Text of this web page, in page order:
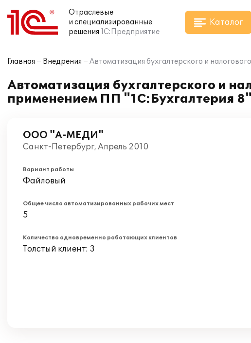
Отраслевые
и специализированные
решения 1С:Предприятие
Каталог
Главная Внедрения Автоматизация бухгалтерского и
Автоматизация бухгалтерского и
применением ПП "1С:Бухгалтерия 8"
ООО "А-МЕДИ"
Санкт-Петербург, Апрель 2010
Вариант работы
Файловый
Общее число автоматизированных рабочих мест
5
Количество одновременно работающих клиентов
Толстый клиент: 3